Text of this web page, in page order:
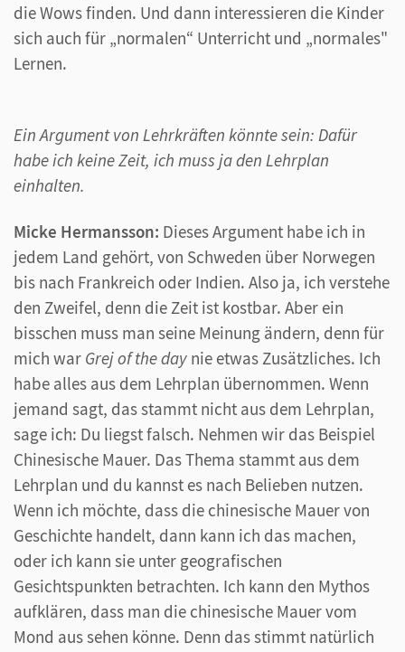
die Wows finden. Und dann interessieren die Kinder
sich auch für „normalen“ Unterricht und „normales"
Lernen.
Ein Argument von Lehrkräften könnte sein: Dafür
habe ich keine Zeit, ich muss ja den Lehrplan
einhalten.
Micke Hermansson: Dieses Argument habe ich in
jedem Land gehört, von Schweden über Norwegen
bis nach Frankreich oder Indien. Also ja, ich verstehe
den Zweifel, denn die Zeit ist kostbar. Aber ein
bisschen muss man seine Meinung ändern, denn für
mich war Grej of the day nie etwas Zusätzliches. Ich
habe alles aus dem Lehrplan übernommen. Wenn
jemand sagt, das stammt nicht aus dem Lehrplan,
sage ich: Du liegst falsch. Nehmen wir das Beispiel
Chinesische Mauer. Das Thema stammt aus dem
Lehrplan und du kannst es nach Belieben nutzen.
Wenn ich möchte, dass die chinesische Mauer von
Geschichte handelt, dann kann ich das machen,
oder ich kann sie unter geografischen
Gesichtspunkten betrachten. Ich kann den Mythos
aufklären, dass man die chinesische Mauer vom
Mond aus sehen könne. Denn das stimmt natürlich